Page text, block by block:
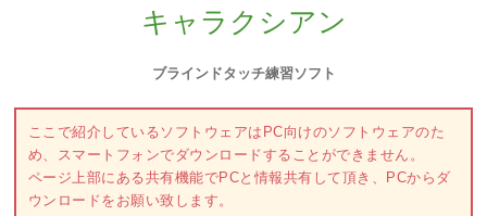
キャラクシアン
ブラインドタッチ練習ソフト
ここで紹介しているソフトウェアはPC向けのソフトウェアのた
め、スマートフォンでダウンロードすることができません。
ページ上部にある共有機能でPCと情報共有して頂き、PCからダ
ウンロードをお願い致します。